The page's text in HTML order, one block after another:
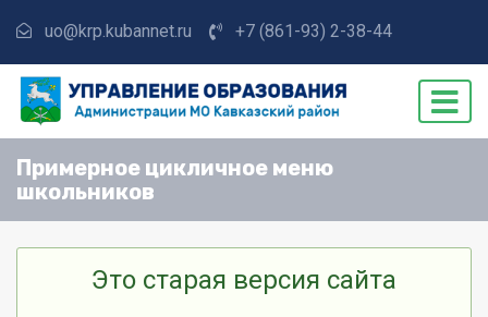
uo@krp.kubannet.ru +7 (861-93) 2-38-44
Примерное цикличное меню
школьников
Это старая версия сайта